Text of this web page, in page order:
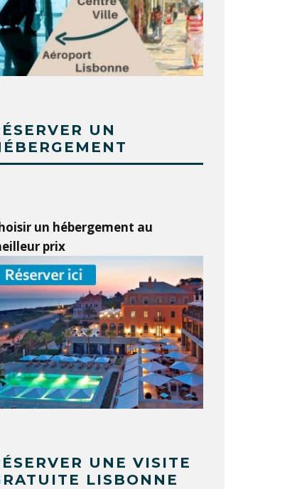
UN
un hébergement au
prix
UNE VISITE
LISBONNE